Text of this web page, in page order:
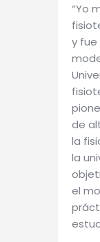
“Yo
y fue
de
la
la
el